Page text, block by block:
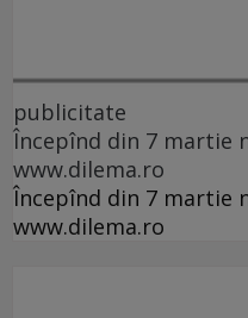
publicitate
Începînd din 7 martie
www.dilema.ro
Începînd din 7 martie
www.dilema.ro